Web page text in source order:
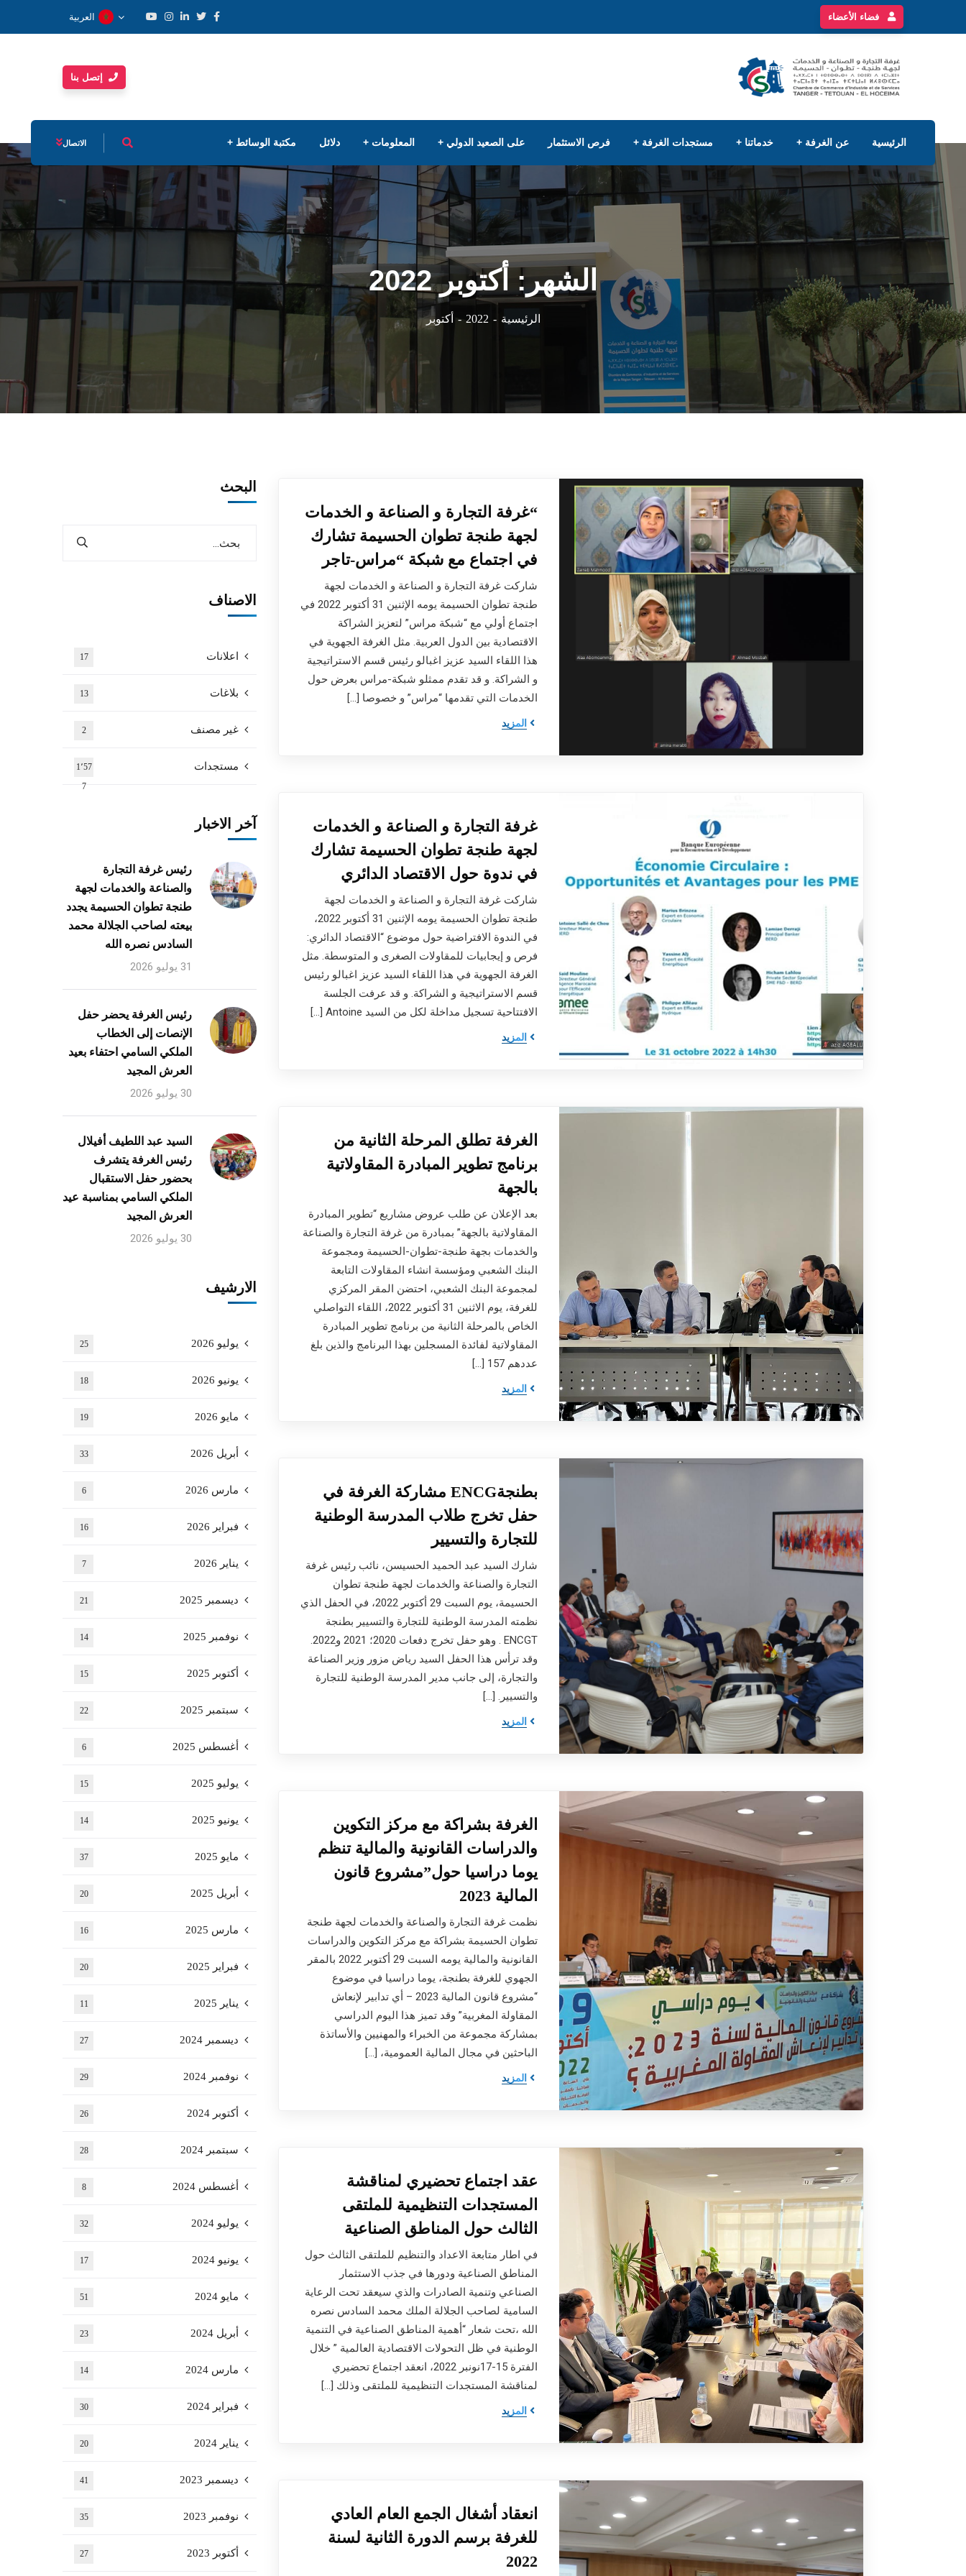
فضاء الأعضاء العربية
إتصل بنا
الرئيسية عن الغرفة خدماتنا مستجدات الغرفة فرص الاستثمار على الصعيد الدولي المعلومات دلائل مكتبة الوسائط الاتصال
الشهر: أكتوبر 2022
الرئيسية 2022 أكتوبر
“غرفة التجارة و الصناعة و الخدمات
لجهة طنجة تطوان الحسيمة تشارك
في اجتماع مع شبكة “مراس-تاجر
شاركت غرفة التجارة و الصناعة و الخدمات لجهة
طنجة تطوان الحسيمة يومه الإثنين 31 أكتوبر 2022 في
اجتماع أولي مع “شبكة مراس” لتعزيز الشراكة
الاقتصادية بين الدول العربية. مثل الغرفة الجهوية في
هذا اللقاء السيد عزيز اغبالو رئيس قسم الاستراتيجية
و الشراكة. و قد تقدم ممثلو شبكة-مراس بعرض حول
الخدمات التي تقدمها “مراس” و خصوصا […]
المزيد
غرفة التجارة و الصناعة و الخدمات
لجهة طنجة تطوان الحسيمة تشارك
في ندوة حول الاقتصاد الدائري
شاركت غرفة التجارة و الصناعة و الخدمات لجهة
طنجة تطوان الحسيمة يومه الإثنين 31 أكتوبر 2022،
في الندوة الافتراضية حول موضوع “الاقتصاد الدائري:
فرص و إيجابيات للمقاولات الصغرى و المتوسطة. مثل
الغرفة الجهوية في هذا اللقاء السيد عزيز اغبالو رئيس
قسم الاستراتيجية و الشراكة. و قد عرفت الجلسة
الافتتاحية تسجيل مداخلة لكل من السيد Antoine […]
المزيد
الغرفة تطلق المرحلة الثانية من
برنامج تطوير المبادرة المقاولاتية
بالجهة
بعد الإعلان عن طلب عروض مشاريع “تطوير المبادرة
المقاولاتية بالجهة” بمبادرة من غرفة التجارة والصناعة
والخدمات بجهة طنجة-تطوان-الحسيمة ومجموعة
البنك الشعبي ومؤسسة انشاء المقاولات التابعة
لمجموعة البنك الشعبي، احتضن المقر المركزي
للغرفة، يوم الاثنين 31 أكتوبر 2022، اللقاء التواصلي
الخاص بالمرحلة الثانية من برنامج تطوير المبادرة
المقاولاتية لفائدة المسجلين بهذا البرنامج والذين بلغ
عددهم 157 […]
المزيد
بطنجةENCG مشاركة الغرفة في
حفل تخرج طلاب المدرسة الوطنية
للتجارة والتسيير
شارك السيد عبد الحميد الحسيسن، نائب رئيس غرفة
التجارة والصناعة والخدمات لجهة طنجة تطوان
الحسيمة، يوم السبت 29 أكتوبر 2022، في الحفل الذي
نظمته المدرسة الوطنية للتجارة والتسيير بطنجة
ENCGT . وهو حفل تخرج دفعات 2020؛ 2021 و2022.
وقد ترأس هذا الحفل السيد رياض مزور وزير الصناعة
والتجارة، إلى جانب مدير المدرسة الوطنية للتجارة
والتسيير. […]
المزيد
الغرفة بشراكة مع مركز التكوين
والدراسات القانونية والمالية تنظم
يوما دراسيا حول”مشروع قانون
المالية 2023
نظمت غرفة التجارة والصناعة والخدمات لجهة طنجة
تطوان الحسيمة بشراكة مع مركز التكوين والدراسات
القانونية والمالية يومه السبت 29 أكتوبر 2022 بالمقر
الجهوي للغرفة بطنجة، يوما دراسيا في موضوع
“مشروع قانون المالية 2023 – أي تدابير لإنعاش
المقاولة المغربية” وقد تميز هذا اليوم الدراسي
بمشاركة مجموعة من الخبراء والمهنيين والأساتذة
الباحثين في مجال المالية العمومية، […]
المزيد
عقد اجتماع تحضيري لمناقشة
المستجدات التنظيمية للملتقى
الثالث حول المناطق الصناعية
في اطار متابعة الاعداد والتنظيم للملتقى الثالث حول
المناطق الصناعية ودورها في جذب الاستثمار
الصناعي وتنمية الصادرات والذي سيعقد تحت الرعاية
السامية لصاحب الجلالة الملك محمد السادس نصره
الله ،تحت شعار “أهمية المناطق الصناعية في التنمية
الوطنية في ظل التحولات الاقتصادية العالمية ” خلال
الفترة 15-17نونبر 2022، انعقد اجتماع تحضيري
لمناقشة المستجدات التنظيمية للملتقى وذلك […]
المزيد
انعقاد أشغال الجمع العام العادي
للغرفة برسم الدورة الثانية لسنة
2022
البحث
الاصناف
اعلانات 17
بلاغات 13
غير مصنف 2
مستجدات
1٬57
7
آخر الاخبار
رئيس غرفة التجارة
والصناعة والخدمات لجهة
طنجة تطوان الحسيمة يجدد
بيعته لصاحب الجلالة محمد
السادس نصره الله
31 يوليو 2026
رئيس الغرفة يحضر حفل
الإنصات إلى الخطاب
الملكي السامي احتفاء بعيد
العرش المجيد
30 يوليو 2026
السيد عبد اللطيف أفيلال
رئيس الغرفة يتشرف
بحضور حفل الاستقبال
الملكي السامي بمناسبة عيد
العرش المجيد
30 يوليو 2026
الارشيف
يوليو 2026 25
يونيو 2026 18
مايو 2026 19
أبريل 2026 33
مارس 2026 6
فبراير 2026 16
يناير 2026 7
ديسمبر 2025 21
نوفمبر 2025 14
أكتوبر 2025 15
سبتمبر 2025 22
أغسطس 2025 6
يوليو 2025 15
يونيو 2025 14
مايو 2025 37
أبريل 2025 20
مارس 2025 16
فبراير 2025 20
يناير 2025 11
ديسمبر 2024 27
نوفمبر 2024 29
أكتوبر 2024 26
سبتمبر 2024 28
أغسطس 2024 8
يوليو 2024 32
يونيو 2024 17
مايو 2024 51
أبريل 2024 23
مارس 2024 14
فبراير 2024 30
يناير 2024 20
ديسمبر 2023 41
نوفمبر 2023 35
أكتوبر 2023 27